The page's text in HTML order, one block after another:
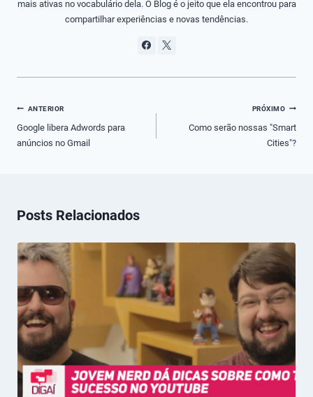
mais ativas no vocabulário dela. O Blog é o jeito que ela encontrou para
compartilhar experiências e novas tendências.
Navegação
de
Post
ANTERIOR
Google libera Adwords para
anúncios no Gmail
PRÓXIMO
Como serão nossas "Smart
Cities"?
Posts Relacionados